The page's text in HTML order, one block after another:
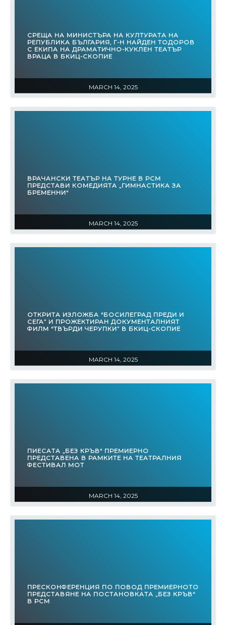
MARCH 14, 2025
СРЕЩА НА МИНИСТЪРА НА КУЛТУРАТА НА
РЕПУБЛИКА БЪЛГАРИЯ, Г-Н НАЙДЕН ТОДОРОВ
С ЕКИПА НА ДРАМАТИЧНО-КУКЛЕН ТЕАТЪР
ВРАЦА В БКИЦ-СКОПИЕ
MARCH 14, 2025
ВРАЧАНСКИ ТЕАТЪР НА ТУРНЕ В РСМ
ПРЕДСТАВИ КОМЕДИЯТА „ГИМНАСТИКА ЗА
БРЕМЕННИ“
MARCH 14, 2025
ОТКРИТА ИЗЛОЖБА “БОСИЛЕГРАД ПРЕДИ И
СЕГА” И ПРОЖЕКТИРАН ДОКУМЕНТАЛНИЯТ
ФИЛМ “ТВЪРДИ ЧЕРУПКИ” В БКИЦ-СКОПИЕ
MARCH 14, 2025
ПИЕСАТА „БЕЗ КРЪВ“ ПРЕМИЕРНО
ПРЕДСТАВЕНА В РАМКИТЕ НА ТЕАТРАЛНИЯ
ФЕСТИВАЛ МОТ
ПРЕСКОНФЕРЕНЦИЯ ПО ПОВОД ПРЕМИЕРНОТО
ПРЕДСТАВЯНЕ НА ПОСТАНОВКАТА „БЕЗ КРЪВ“
В РСМ